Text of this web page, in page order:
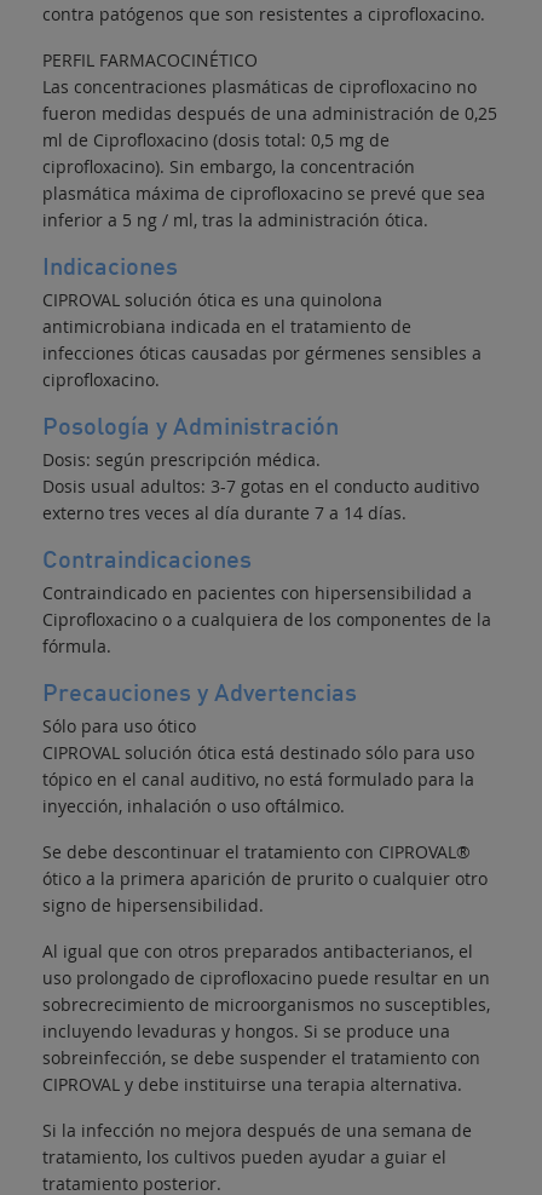
contra patógenos que son resistentes a ciprofloxacino.
PERFIL FARMACOCINÉTICO
Las concentraciones plasmáticas de ciprofloxacino no
fueron medidas después de una administración de 0,25
ml de Ciprofloxacino (dosis total: 0,5 mg de
ciprofloxacino). Sin embargo, la concentración
plasmática máxima de ciprofloxacino se prevé que sea
inferior a 5 ng / ml, tras la administración ótica.
Indicaciones
CIPROVAL solución ótica es una quinolona
antimicrobiana indicada en el tratamiento de
infecciones óticas causadas por gérmenes sensibles a
ciprofloxacino.
Posología y Administración
Dosis: según prescripción médica.
Dosis usual adultos: 3-7 gotas en el conducto auditivo
externo tres veces al día durante 7 a 14 días.
Contraindicaciones
Contraindicado en pacientes con hipersensibilidad a
Ciprofloxacino o a cualquiera de los componentes de la
fórmula.
Precauciones y Advertencias
Sólo para uso ótico
CIPROVAL solución ótica está destinado sólo para uso
tópico en el canal auditivo, no está formulado para la
inyección, inhalación o uso oftálmico.
Se debe descontinuar el tratamiento con CIPROVAL®
ótico a la primera aparición de prurito o cualquier otro
signo de hipersensibilidad.
Al igual que con otros preparados antibacterianos, el
uso prolongado de ciprofloxacino puede resultar en un
sobrecrecimiento de microorganismos no susceptibles,
incluyendo levaduras y hongos. Si se produce una
sobreinfección, se debe suspender el tratamiento con
CIPROVAL y debe instituirse una terapia alternativa.
Si la infección no mejora después de una semana de
tratamiento, los cultivos pueden ayudar a guiar el
tratamiento posterior.